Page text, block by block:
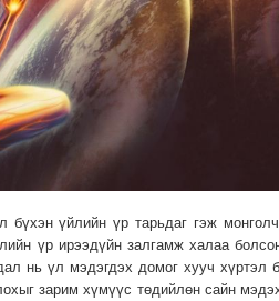
бүхэн үйлийн үр тарьдаг гэж
үр ирээдүйн залгамж халаа
нь үл мэдэгдэх домог хууч хүртэл
зарим хүмүүс төдийлөн сайн